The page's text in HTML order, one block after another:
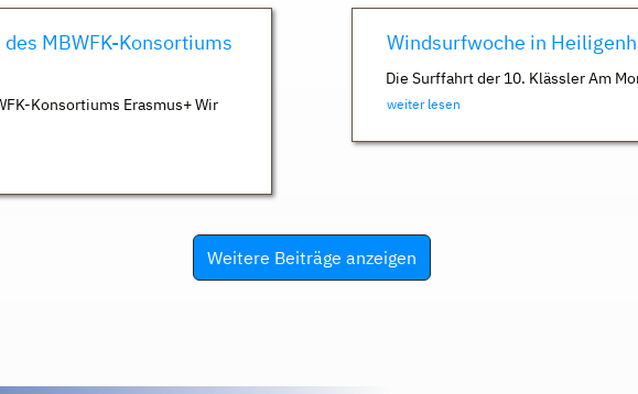
MBWFK-Konsortiums
Konsortiums Erasmus+ Wir
Windsurfwoche in
Die Surffahrt der 10. Klässler Am
weiter lesen
Weitere Beiträge anzeigen